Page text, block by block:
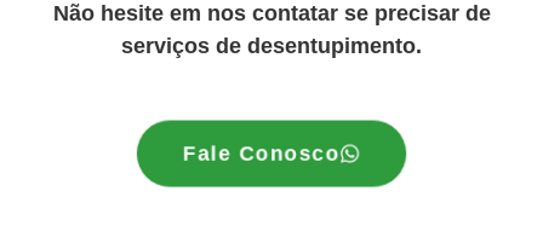
Não hesite em nos contatar se precisar de
serviços de desentupimento.
Fale Conosco